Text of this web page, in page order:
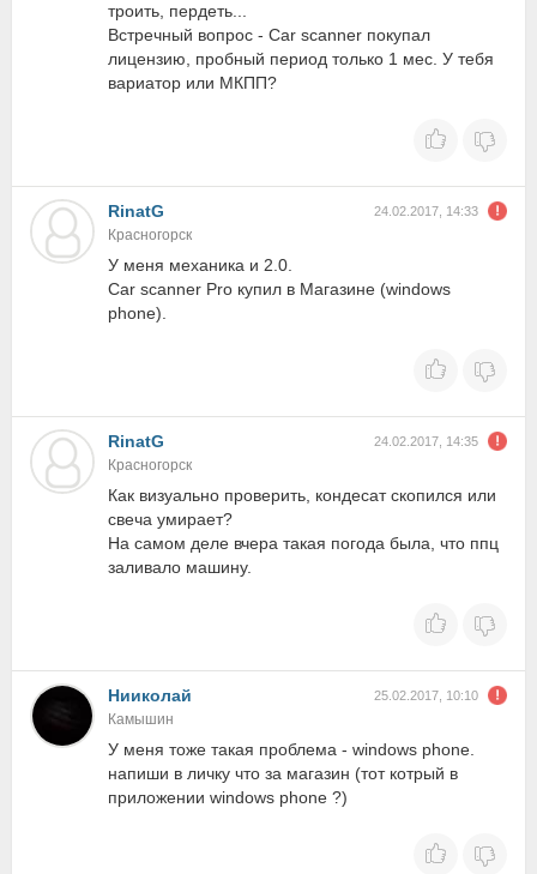
троить, пердеть...
Встречный вопрос - Car scanner покупал
лицензию, пробный период только 1 мес. У тебя
вариатор или МКПП?
RinatG 24.02.2017, 14:33
Красногорск
У меня механика и 2.0.
Car scanner Pro купил в Магазине (windows
phone).
RinatG 24.02.2017, 14:35
Красногорск
Как визуально проверить, кондесат скопился или
свеча умирает?
На самом деле вчера такая погода была, что ппц
заливало машину.
Нииколай 25.02.2017, 10:10
Камышин
У меня тоже такая проблема - windows phone.
напиши в личку что за магазин (тот котрый в
приложении windows phone ?)